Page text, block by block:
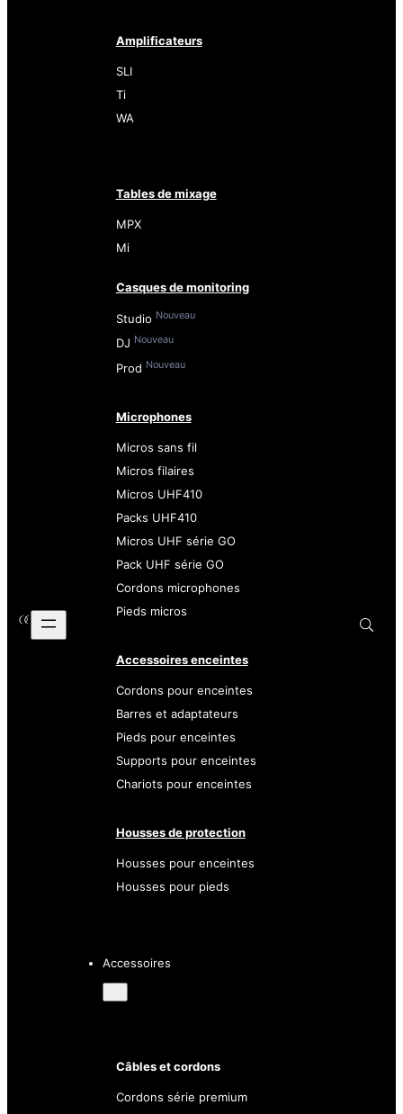
Amplificateurs
SLI
Ti
WA
Tables de mixage
MPX
Mi
Casques de monitoring
Studio Nouveau
DJ Nouveau
Prod Nouveau
Microphones
Micros sans fil
Micros filaires
Micros UHF410
Packs UHF410
Micros UHF série GO
Pack UHF série GO
Cordons microphones
Pieds micros
Accessoires enceintes
Cordons pour enceintes
Barres et adaptateurs
Pieds pour enceintes
Supports pour enceintes
Chariots pour enceintes
Housses de protection
Housses pour enceintes
Housses pour pieds
Accessoires
Câbles et cordons
Cordons série premium